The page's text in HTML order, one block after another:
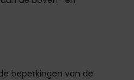
beperkingen van de